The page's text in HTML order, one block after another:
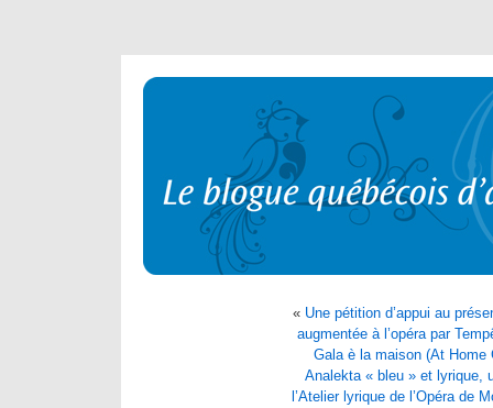
« Une pétition d’appui au
augmentée à l’opéra par
Gala è la maison (At Home
Analekta « bleu » et lyrique,
l’Atelier lyrique de l’Opéra de